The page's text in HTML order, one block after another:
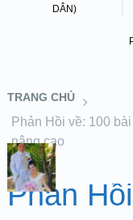
DÂN)
TRANG CHỦ
Phản Hồi về: 100
nâng cao
Phản